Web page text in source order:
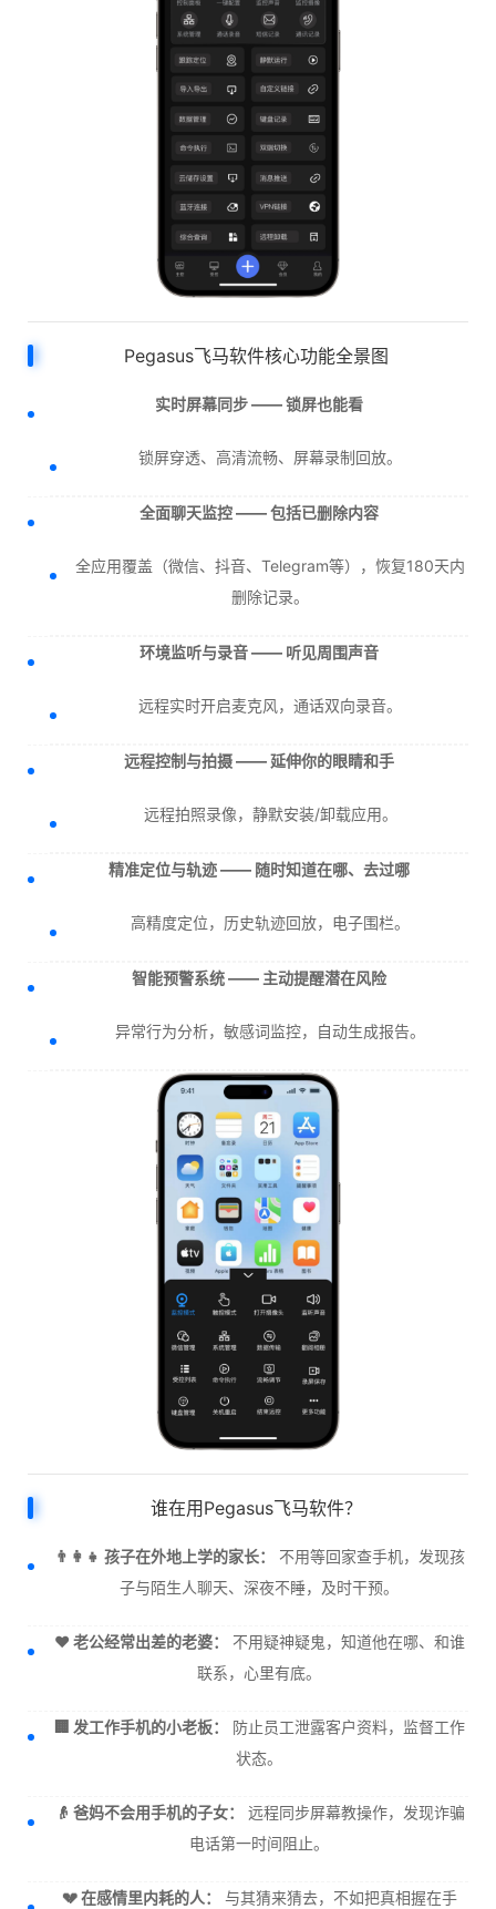
Pegasus飞马软件核心功能全景图
实时屏幕同步 —— 锁屏也能看
锁屏穿透、高清流畅、屏幕录制回放。
全面聊天监控 —— 包括已删除内容
全应用覆盖（微信、抖音、Telegram等），恢复180天内
删除记录。
环境监听与录音 —— 听见周围声音
远程实时开启麦克风，通话双向录音。
远程控制与拍摄 —— 延伸你的眼睛和手
远程拍照录像，静默安装/卸载应用。
精准定位与轨迹 —— 随时知道在哪、去过哪
高精度定位，历史轨迹回放，电子围栏。
智能预警系统 —— 主动提醒潜在风险
异常行为分析，敏感词监控，自动生成报告。
谁在用Pegasus飞马软件？
👨‍👩‍👧 孩子在外地上学的家长：
不用等回家查手机，发现孩
子与陌生人聊天、深夜不睡，及时干预。
❤️ 老公经常出差的老婆：
不用疑神疑鬼，知道他在哪、和谁
联系，心里有底。
🏢 发工作手机的小老板：
防止员工泄露客户资料，监督工作
状态。
👴 爸妈不会用手机的子女：
远程同步屏幕教操作，发现诈骗
电话第一时间阻止。
💔 在感情里内耗的人：
与其猜来猜去，不如把真相握在手